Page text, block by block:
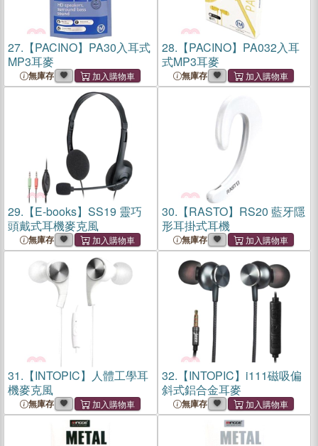
27. 【PACINO】PA30入耳式
MP3耳麥
無庫存
28. 【PACINO】PA032入耳
式MP3耳麥
無庫存
29. 【E-books】SS19 靈巧
頭戴式耳機麥克風
無庫存
30. 【RASTO】RS20 藍牙隱
形耳掛式耳機
無庫存
31. 【INTOPIC】人體工學耳
機麥克風
無庫存
32. 【INTOPIC】i111磁吸偏
斜式鋁合金耳麥
無庫存